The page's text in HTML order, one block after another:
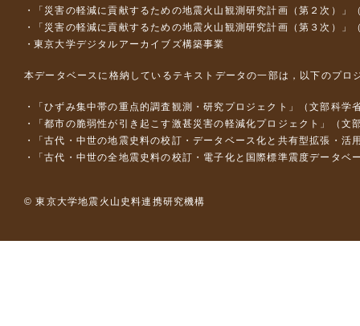
「災害の軽減に貢献するための地震火山観測研究計画（第２次）」
「災害の軽減に貢献するための地震火山観測研究計画（第３次）」
東京大学デジタルアーカイブズ構築事業
本データベースに格納しているテキストデータの一部は，以下のプロ
「ひずみ集中帯の重点的調査観測・研究プロジェクト」（文部科
「都市の脆弱性が引き起こす激甚災害の軽減化プロジェクト」（
「古代・中世の地震史料の校訂・データベース化と共有型拡張・
「古代・中世の全地震史料の校訂・電子化と国際標準震度データ
© 東京大学地震火山史料連携研究機構